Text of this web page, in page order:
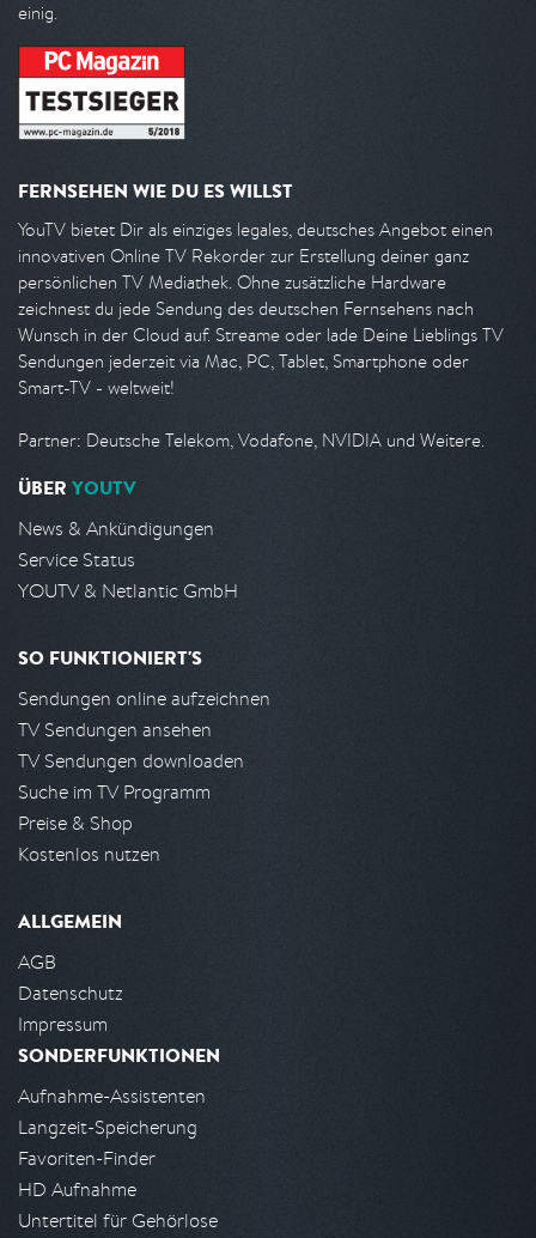
einig.
FERNSEHEN WIE DU ES WILLST
YouTV bietet Dir als einziges legales, deutsches Angebot einen
innovativen Online TV Rekorder zur Erstellung deiner ganz
persönlichen TV Mediathek. Ohne zusätzliche Hardware
zeichnest du jede Sendung des deutschen Fernsehens nach
Wunsch in der Cloud auf. Streame oder lade Deine Lieblings TV
Sendungen jederzeit via Mac, PC, Tablet, Smartphone oder
Smart-TV - weltweit!
Partner: Deutsche Telekom, Vodafone, NVIDIA und Weitere.
ÜBER YOUTV
News & Ankündigungen
Service Status
YOUTV & Netlantic GmbH
SO FUNKTIONIERT'S
Sendungen online aufzeichnen
TV Sendungen ansehen
TV Sendungen downloaden
Suche im TV Programm
Preise & Shop
Kostenlos nutzen
ALLGEMEIN
AGB
Datenschutz
Impressum
SONDERFUNKTIONEN
Aufnahme-Assistenten
Langzeit-Speicherung
Favoriten-Finder
HD Aufnahme
Untertitel für Gehörlose